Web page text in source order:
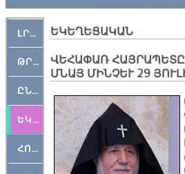
ԼՐԱՀՈՍ
ԹՐՔԱՀԱՅ ԿԵԱՆՔ
ԸՆԿԵՐԱՄՇԱԿՈՒԹԱՅԻՆ
ԵԿԵՂԵՑԱԿԱՆ
ՀՈԳԵՄՏԱՒՈՐ
ԵԿԵՂԵՑԱԿԱՆ
ՎԵՀԱՓԱՌ
ՄՆԱՅ ՄԻՆՉԵՒ 29